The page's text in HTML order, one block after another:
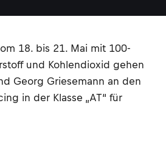
18. bis 21. Mai mit 100-
und Kohlendioxid gehen
Georg Griesemann an den
in der Klasse „AT“ für